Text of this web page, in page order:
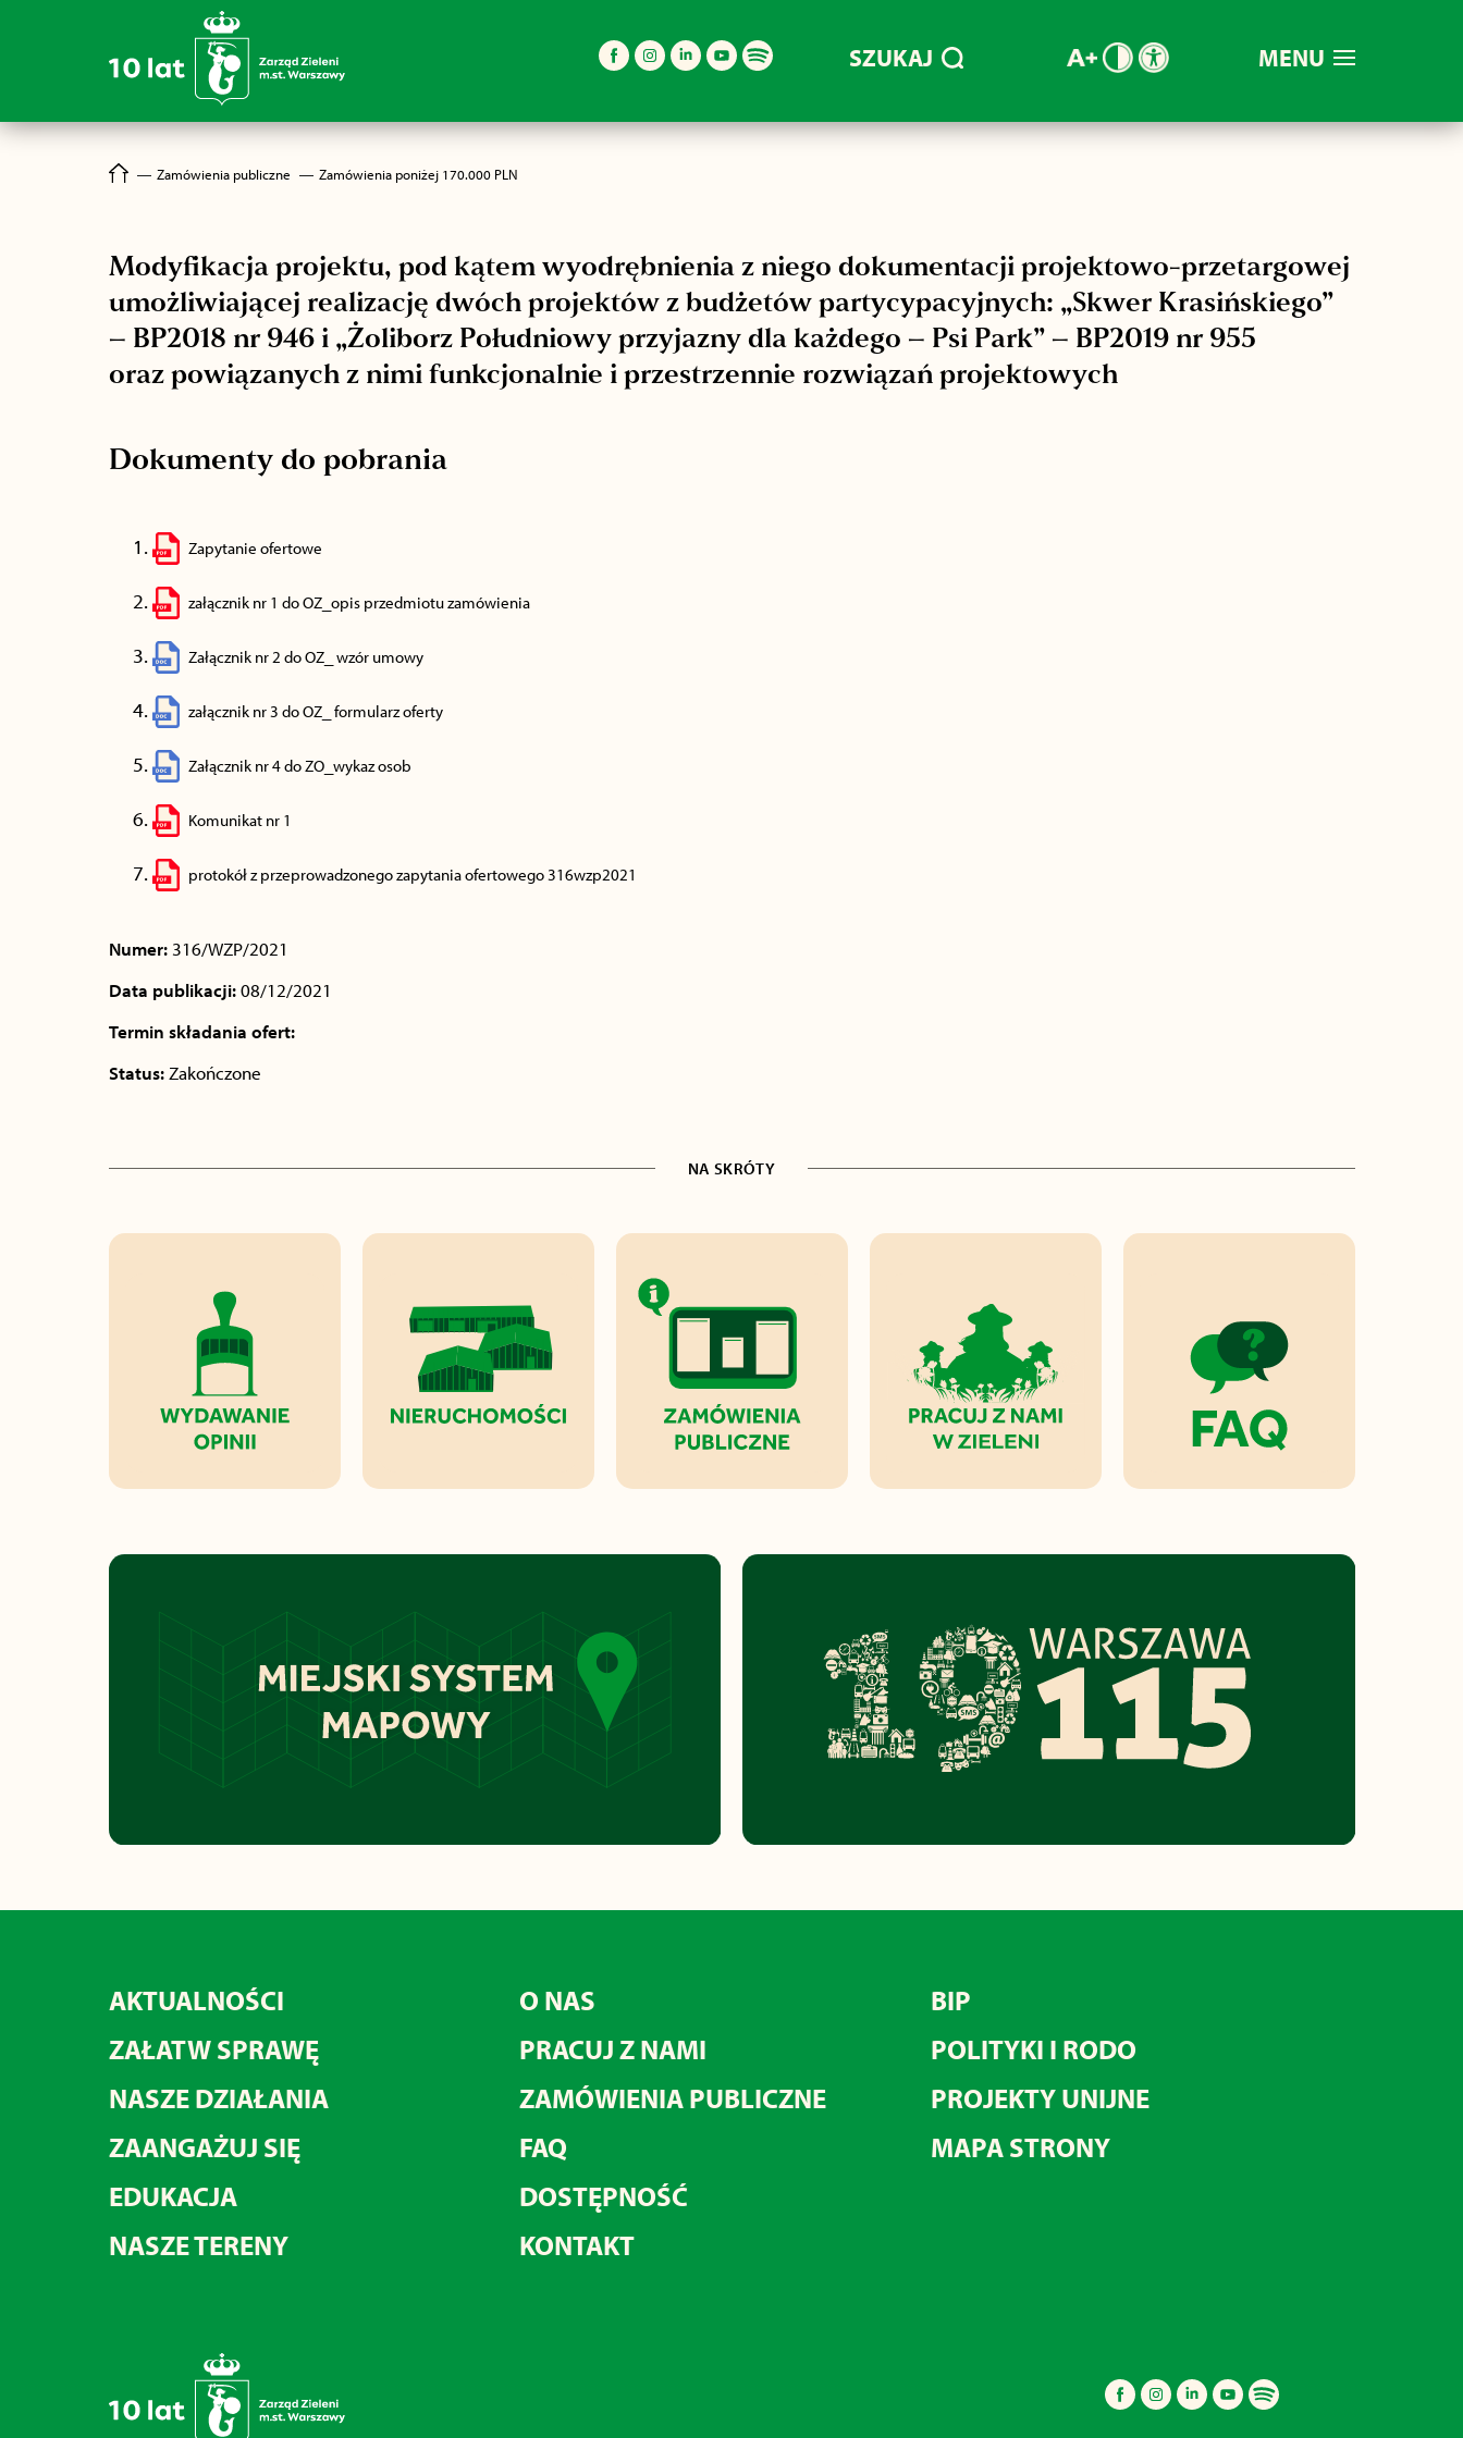
MENU
SZUKAJ
― Zamówienia publiczne ― Zamówienia poniżej 170.000 PLN
Modyfikacja projektu, pod kątem wyodrębnienia z niego dokumentacji projektowo-przetargowej
umożliwiającej realizację dwóch projektów z budżetów partycypacyjnych: „Skwer Krasińskiego”
– BP2018 nr 946 i „Żoliborz Południowy przyjazny dla każdego – Psi Park” – BP2019 nr 955
oraz powiązanych z nimi funkcjonalnie i przestrzennie rozwiązań projektowych
Dokumenty do pobrania
Zapytanie ofertowe
załącznik nr 1 do OZ_opis przedmiotu zamówienia
Załącznik nr 2 do OZ_ wzór umowy
załącznik nr 3 do OZ_ formularz oferty
Załącznik nr 4 do ZO_wykaz osob
Komunikat nr 1
protokół z przeprowadzonego zapytania ofertowego 316wzp2021
Numer:316/WZP/2021
Data publikacji:08/12/2021
Termin składania ofert:
Status:Zakończone
NA SKRÓTY
AKTUALNOŚCI
ZAŁATW SPRAWĘ
NASZE DZIAŁANIA
ZAANGAŻUJ SIĘ
EDUKACJA
NASZE TERENY
O NAS
PRACUJ Z NAMI
ZAMÓWIENIA PUBLICZNE
FAQ
DOSTĘPNOŚĆ
KONTAKT
BIP
POLITYKI I RODO
PROJEKTY UNIJNE
MAPA STRONY